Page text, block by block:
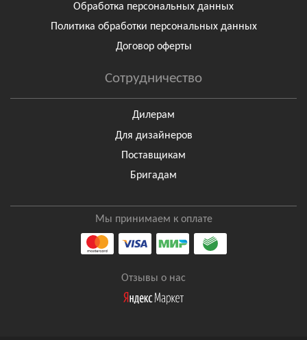
Обработка персональных данных
Политика обработки персональных данных
Договор оферты
Сотрудничество
Дилерам
Для дизайнеров
Поставщикам
Бригадам
Мы принимаем к оплате
Отзывы о нас